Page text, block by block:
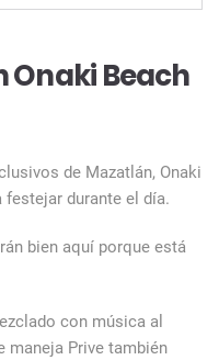
Onaki Beach
de Mazatlán, Onaki
durante el día.
bien aquí porque está
con música al
maneja Prive también